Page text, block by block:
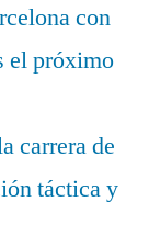
con
el próximo
carrera de
táctica y